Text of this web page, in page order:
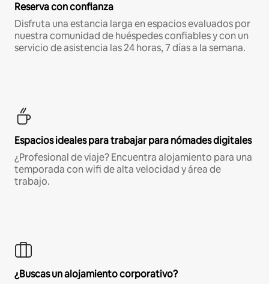
Reserva con confianza
Disfruta una estancia larga en espacios evaluados por
nuestra comunidad de huéspedes confiables y con un
servicio de asistencia las 24 horas, 7 días a la semana.
Espacios ideales para trabajar para nómades digitales
¿Profesional de viaje? Encuentra alojamiento para una
temporada con wifi de alta velocidad y área de
trabajo.
¿Buscas un alojamiento corporativo?